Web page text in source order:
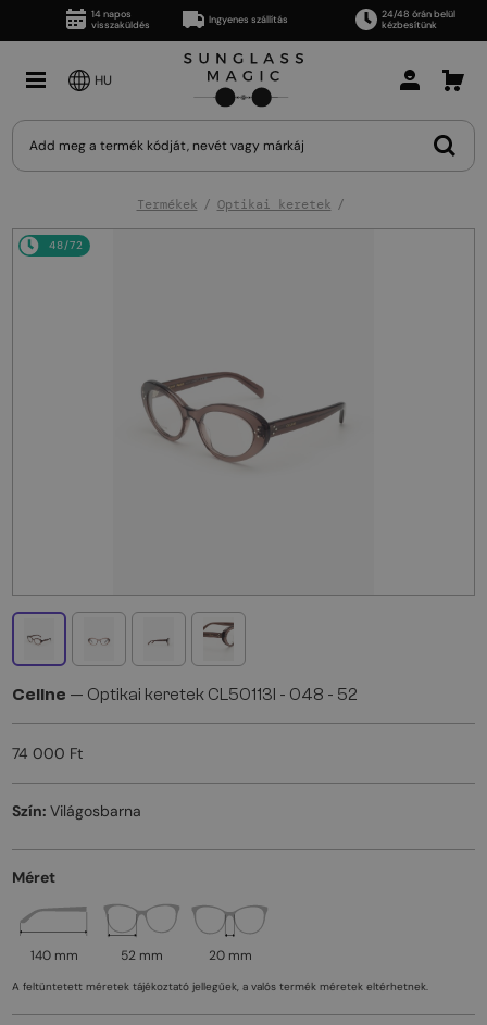
14 napos
visszaküldés
Ingyenes szállítás
24/48 órán belül
kézbesítünk
HU
Termékek Optikai keretek
48/72
Celine — Optikai keretek CL50113I - 048 - 52
74 000 Ft
Szín: Világosbarna
Méret
140 mm 52 mm 20 mm
A feltüntetett méretek tájékoztató jellegűek, a valós termék méretek eltérhetnek.